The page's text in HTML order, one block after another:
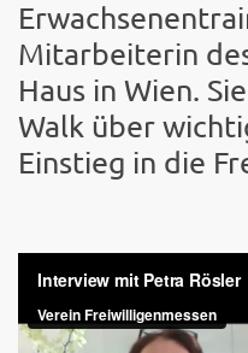
Mitarbeiterin
Haus in Wien.
Walk über
Einstieg in die